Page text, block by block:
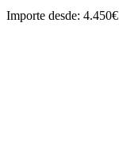
Importe desde: 4.450€